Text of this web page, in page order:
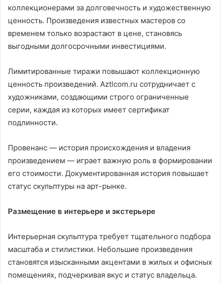
коллекционерами за долговечность и художественную
ценность. Произведения известных мастеров со
временем только возрастают в цене, становясь
выгодными долгосрочными инвестициями.
Лимитированные тиражи повышают коллекционную
ценность произведений. Aztlcom.ru сотрудничает с
художниками, создающими строго ограниченные
серии, каждая из которых имеет сертификат
подлинности.
Провенанс — история происхождения и владения
произведением — играет важную роль в формировании
его стоимости. Документированная история повышает
статус скульптуры на арт-рынке.
Размещение в интерьере и экстерьере
Интерьерная скульптура требует тщательного подбора
масштаба и стилистики. Небольшие произведения
становятся изысканными акцентами в жилых и офисных
помещениях, подчеркивая вкус и статус владельца.